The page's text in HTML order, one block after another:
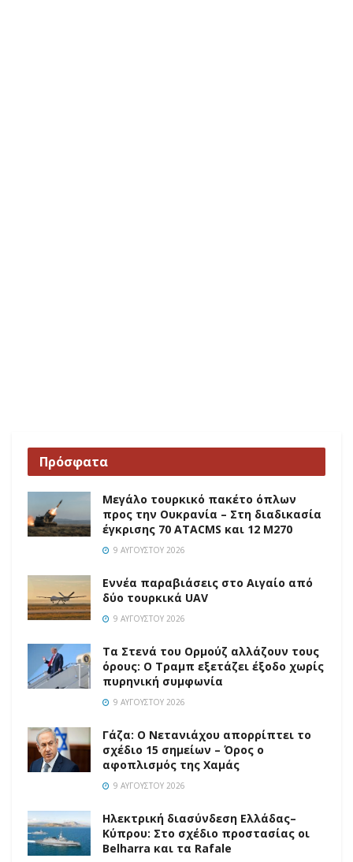
Πρόσφατα
Μεγάλο τουρκικό πακέτο όπλων
προς την Ουκρανία – Στη διαδικασία
έγκρισης 70 ATACMS και 12 M270
9 ΑΥΓΟΎΣΤΟΥ 2026
Εννέα παραβιάσεις στο Αιγαίο από
δύο τουρκικά UAV
9 ΑΥΓΟΎΣΤΟΥ 2026
Τα Στενά του Ορμούζ αλλάζουν τους
όρους: Ο Τραμπ εξετάζει έξοδο χωρίς
πυρηνική συμφωνία
9 ΑΥΓΟΎΣΤΟΥ 2026
Γάζα: Ο Νετανιάχου απορρίπτει το
σχέδιο 15 σημείων – Όρος ο
αφοπλισμός της Χαμάς
9 ΑΥΓΟΎΣΤΟΥ 2026
Ηλεκτρική διασύνδεση Ελλάδας–
Κύπρου: Στο σχέδιο προστασίας οι
Belharra και τα Rafale